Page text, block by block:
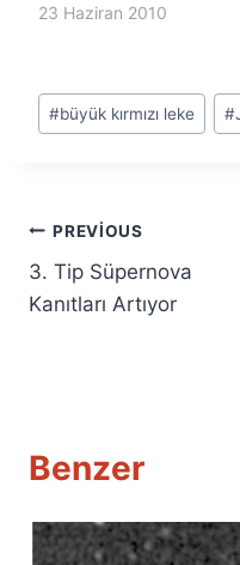
23 Haziran 2010
Post
Tags:
#büyük kırmızı leke #
Yazı
gezinmesi
PREVIOUS
3. Tip Süpernova
Kanıtları Artıyor
Benzer